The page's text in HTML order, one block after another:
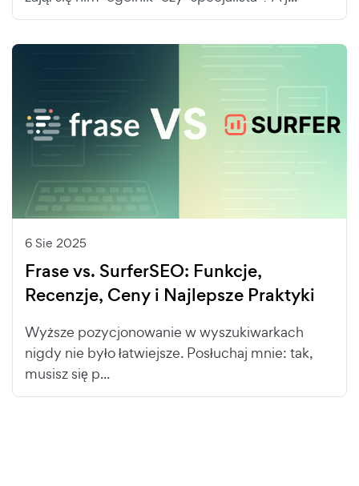
6 Sie 2025
Frase vs. SurferSEO: Funkcje,
Recenzje, Ceny i Najlepsze Praktyki
Wyższe pozycjonowanie w wyszukiwarkach
nigdy nie było łatwiejsze. Posłuchaj mnie: tak,
musisz się p...